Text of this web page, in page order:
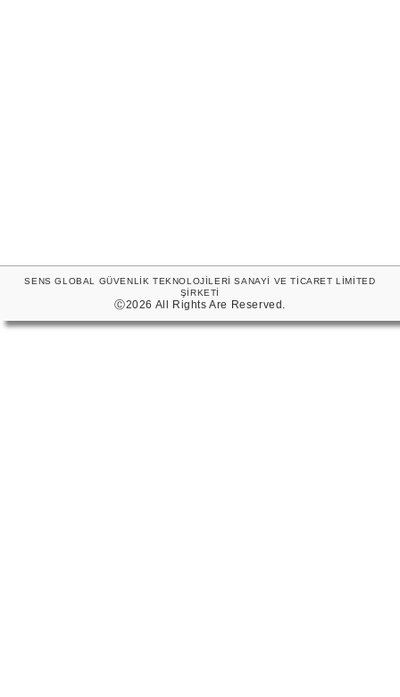
SENS GLOBAL GÜVENLİK TEKNOLOJİLERİ SANAYİ VE TİCARET LİMİTED
ŞİRKETİ
Ⓒ2026 All Rights Are Reserved.